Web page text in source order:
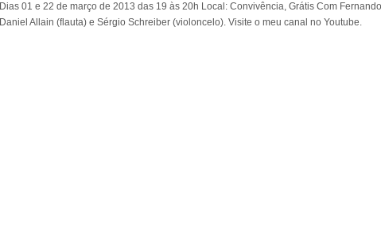
Dias 01 e 22 de março de 2013 das 19 às 20h Local: Convivência, Grátis Com
Daniel Allain (flauta) e Sérgio Schreiber (violoncelo). Visite o meu canal no Youtube.